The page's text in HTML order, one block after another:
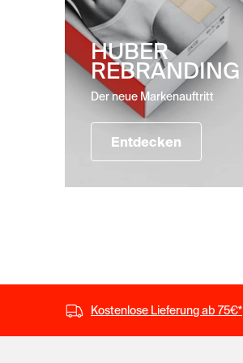
HUBER
REBRANDING
Der neue Markenauftritt
Entdecken
Kostenlose Lieferung ab 75€*